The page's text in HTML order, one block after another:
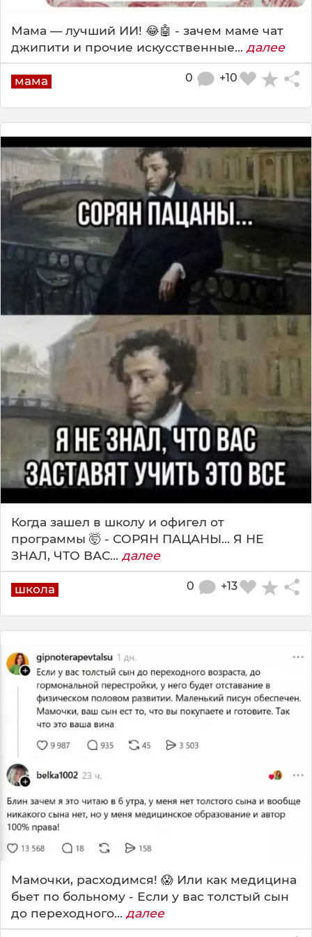
Мама — лучший ИИ! 😂🤖 - зачем маме чат
джипити и прочие искусственные... далее
мама +10
0
Когда зашел в школу и офигел от
программы 🤯 - СОРЯН ПАЦАНЫ... Я НЕ
ЗНАЛ, ЧТО ВАС... далее
школа +13
0
Мамочки, расходимся! 😱 Или как медицина
бьет по больному - Если у вас толстый сын
до переходного... далее